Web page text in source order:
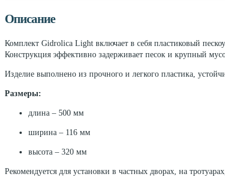
Описание
Комплект Gidrolica Light включает в себя пластиковый
Конструкция эффективно задерживает песок и крупный
Изделие выполнено из прочного и легкого пластика,
Размеры:
длина – 500 мм
ширина – 116 мм
высота – 320 мм
Рекомендуется для установки в частных дворах, на